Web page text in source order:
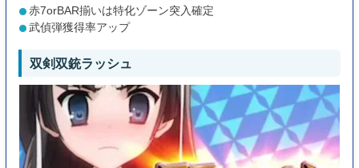
赤7orBAR揃いは特化ゾーン突入確定
武偵弾獲得率アップ
双剣双銃ラッシュ